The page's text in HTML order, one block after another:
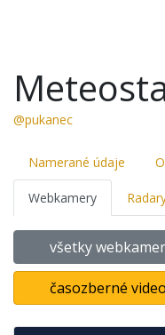
@pukanec
Namerané údaje
Webkamery
všetky
časozberné video